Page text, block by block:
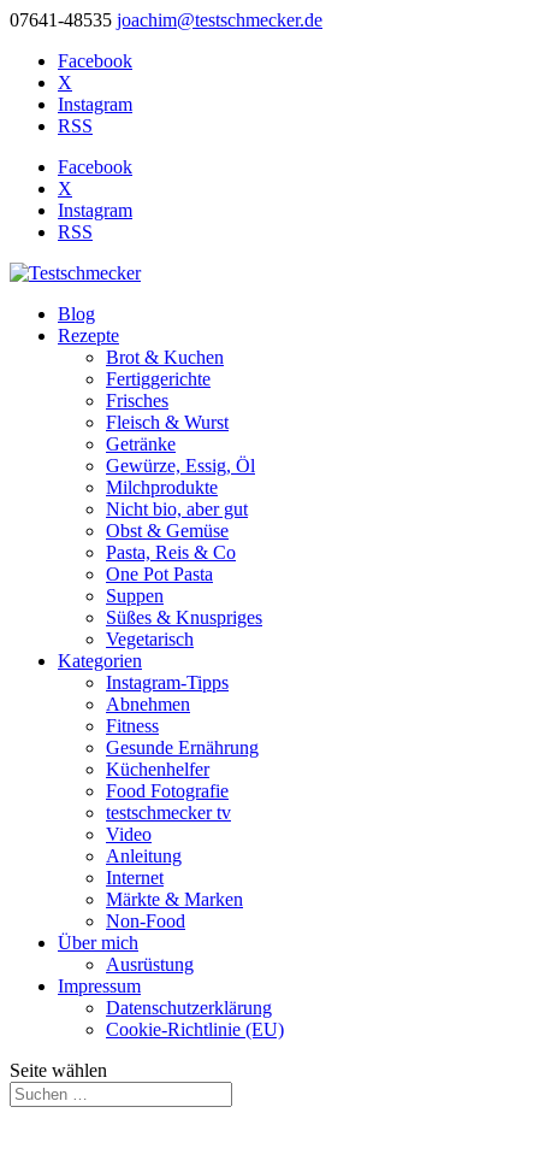
07641-48535 joachim@testschmecker.de
Facebook
X
Instagram
RSS
Facebook
X
Instagram
RSS
Blog
Rezepte
Brot & Kuchen
Fertiggerichte
Frisches
Fleisch & Wurst
Getränke
Gewürze, Essig, Öl
Milchprodukte
Nicht bio, aber gut
Obst & Gemüse
Pasta, Reis & Co
One Pot Pasta
Suppen
Süßes & Knuspriges
Vegetarisch
Kategorien
Instagram-Tipps
Abnehmen
Fitness
Gesunde Ernährung
Küchenhelfer
Food Fotografie
testschmecker tv
Video
Anleitung
Internet
Märkte & Marken
Non-Food
Über mich
Ausrüstung
Impressum
Datenschutzerklärung
Cookie-Richtlinie (EU)
Seite wählen